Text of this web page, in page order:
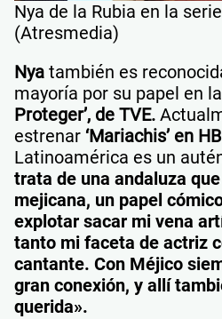
Nya de la Rubia en la
(Atresmedia)
Nya también es
mayoría por su papel en
Proteger’, de TVE.
estrenar ‘Mariachis’ en
Latinoamérica es un
trata de una andaluza
mejicana, un papel
explotar sacar mi vena
tanto mi faceta de actriz
cantante. Con Méjico
gran conexión, y allí
querida».